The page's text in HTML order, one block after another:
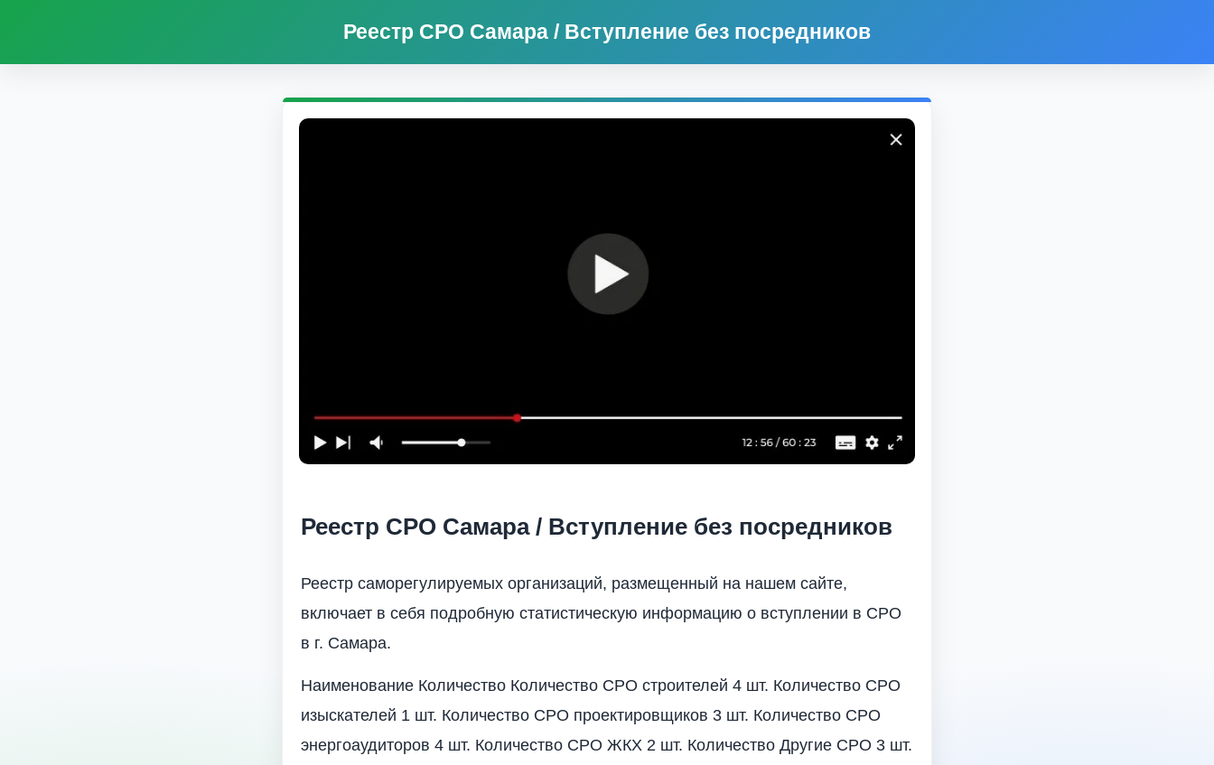
Реестр СРО Самара / Вступление без посредников
Реестр СРО Самара / Вступление без посредников
Реестр саморегулируемых организаций, размещенный на нашем сайте,
включает в себя подробную статистическую информацию о вступлении в СРО
в г. Самара.
Наименование Количество Количество СРО строителей 4 шт. Количество СРО
изыскателей 1 шт. Количество СРО проектировщиков 3 шт. Количество СРО
энергоаудиторов 4 шт. Количество СРО ЖКХ 2 шт. Количество Другие СРО 3 шт.